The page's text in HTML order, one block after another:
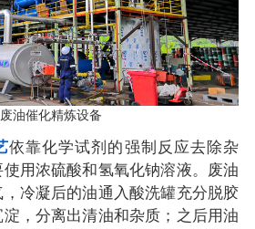
废油催化精炼设备
依靠化学试剂的强制反应去除杂
用浓硫酸和氢氧化钠溶液。废油
冷凝后的油通入酸洗罐充分脱胶
，分离出清油和杂质；之后用油